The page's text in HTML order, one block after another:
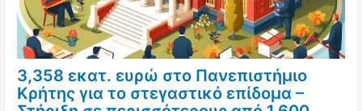
3,358 εκατ. ευρώ στο Πανεπιστήμιο
Κρήτης για το στεγαστικό επίδομα –